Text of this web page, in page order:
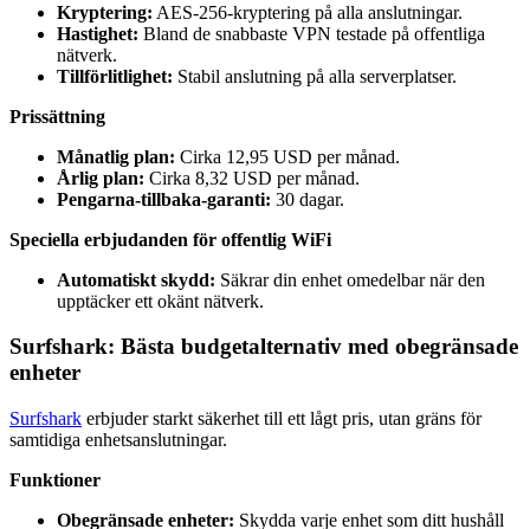
Kryptering: AES-256-kryptering på alla anslutningar.
Hastighet: Bland de snabbaste VPN testade på offentliga
nätverk.
Tillförlitlighet: Stabil anslutning på alla serverplatser.
Prissättning
Månatlig plan: Cirka 12,95 USD per månad.
Årlig plan: Cirka 8,32 USD per månad.
Pengarna-tillbaka-garanti: 30 dagar.
Speciella erbjudanden för offentlig WiFi
Automatiskt skydd: Säkrar din enhet omedelbar när den
upptäcker ett okänt nätverk.
Surfshark: Bästa budgetalternativ med obegränsade
enheter
Surfshark erbjuder starkt säkerhet till ett lågt pris, utan gräns för
samtidiga enhetsanslutningar.
Funktioner
Obegränsade enheter: Skydda varje enhet som ditt hushåll